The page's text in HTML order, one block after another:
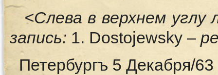
<Слева в верхнем углу
запись: 1. Dostojewsky –
Петербургъ 5 Декабря/63